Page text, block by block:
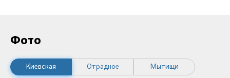
Фото
Киевская Отрадное Мытищи